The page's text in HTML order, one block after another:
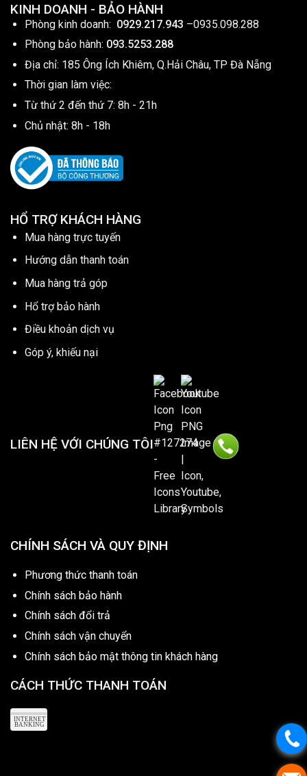
KINH DOANH - BẢO HÀNH
Phòng kinh doanh: 0929.217.943 –0935.098.288
Phòng bảo hành: 093.5253.288
Địa chỉ: 185 Ông Ích Khiêm, Q.Hải Châu, TP Đà Nẵng
Thời gian làm việc:
Từ thứ 2 đến thứ 7: 8h - 21h
Chủ nhật: 8h - 18h
HỔ TRỢ KHÁCH HÀNG
Mua hàng trực tuyến
Hướng dẫn thanh toán
Mua hàng trả góp
Hổ trợ bảo hành
Điều khoản dịch vụ
Góp ý, khiếu nại
LIÊN HỆ VỚI CHÚNG TÔI
CHÍNH SÁCH VÀ QUY ĐỊNH
Phương thức thanh toán
Chính sách bảo hành
Chính sách đổi trả
Chính sách vận chuyển
Chính sách bảo mật thông tin khách hàng
CÁCH THỨC THANH TOÁN